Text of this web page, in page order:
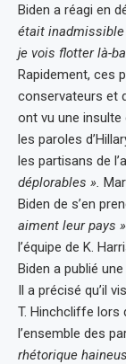
Biden a réagi en
était
je vois flotter là-
Rapidement, ces
conservateurs et
ont vu une insulte
les paroles
les partisans de
déplorables ».
Biden de s’en
aiment leur pays »
l’équipe de K.
Biden a publié
Il a précisé qu’il
T. Hinchcliffe lors
l’ensemble des
rhétorique